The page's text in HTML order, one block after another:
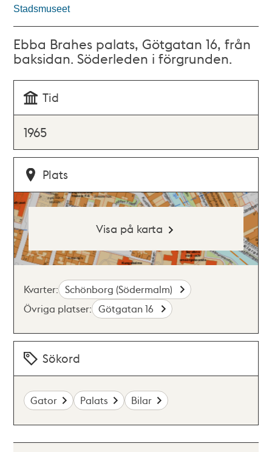
Stadsmuseet
Ebba Brahes palats, Götgatan 16, från
baksidan. Söderleden i förgrunden.
Tid
1965
Plats
Visa på karta
Kvarter: Schönborg (Södermalm)
Övriga platser: Götgatan 16
Sökord
Gator Palats Bilar